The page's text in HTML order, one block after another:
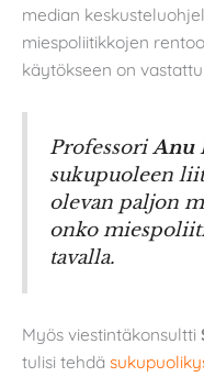
median
miespoliitikkojen
käytökseen on
ProfessoriAnu
sukupuoleen
olevan paljon
onko
tavalla.
Myös viestintäkonsultti
tulisi tehdä